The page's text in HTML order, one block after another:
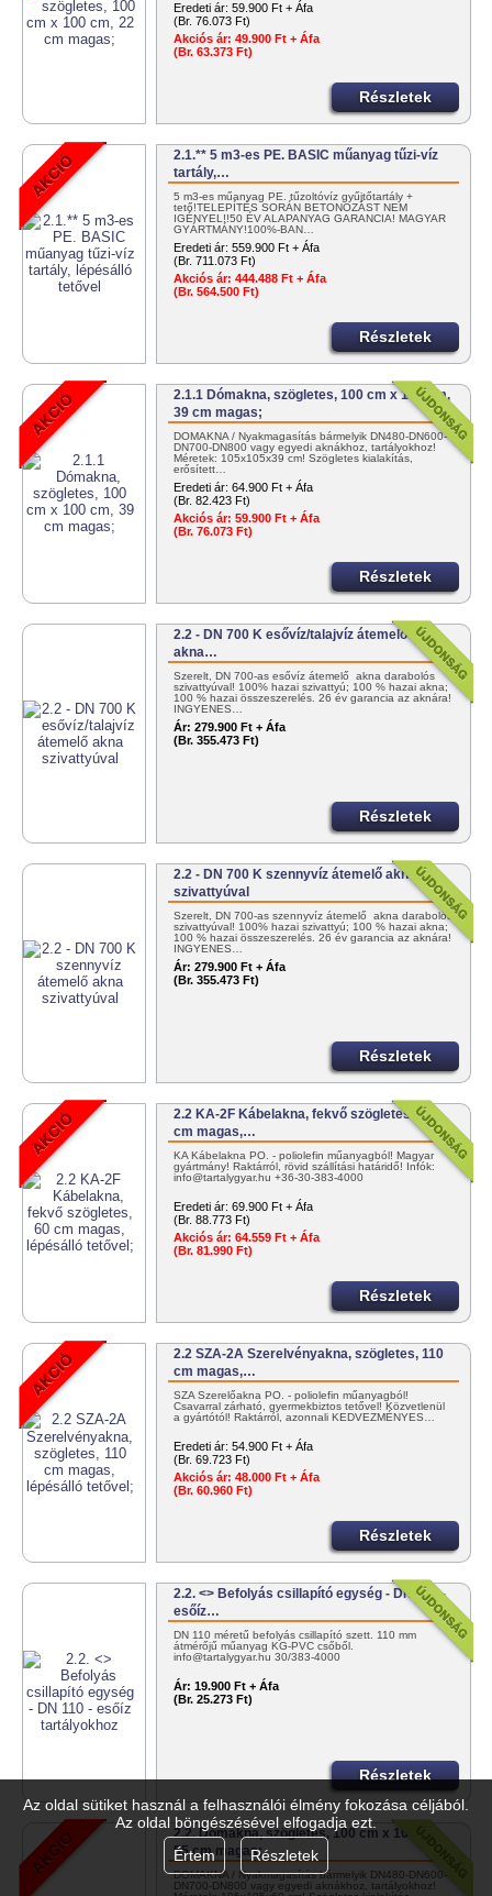
Az oldal sütiket használ a felhasználói élmény fokozása céljából.
Az oldal böngészésével elfogadja ezt.
Értem
Részletek
Eredeti ár: 59.900 Ft + Áfa
(Br. 76.073 Ft)
Akciós ár: 49.900 Ft + Áfa
(Br. 63.373 Ft)
Részletek
2.1.** 5 m3-es PE. BASIC műanyag tűzi-víz
tartály,…
5 m3-es műanyag PE. tűzoltóvíz gyűjtőtartály +
tető!TELEPÍTÉS SORÁN BETONOZÁST NEM
IGÉNYEL!!50 ÉV ALAPANYAG GARANCIA! MAGYAR
GYÁRTMÁNY!100%-BAN…
Eredeti ár: 559.900 Ft + Áfa
(Br. 711.073 Ft)
Akciós ár: 444.488 Ft + Áfa
(Br. 564.500 Ft)
Részletek
2.1.1 Dómakna, szögletes, 100 cm x 100 cm,
39 cm magas;
DÓMAKNA / Nyakmagasítás bármelyik DN480-DN600-
DN700-DN800 vagy egyedi aknákhoz, tartályokhoz!
Méretek: 105x105x39 cm! Szögletes kialakítás,
erősített…
Eredeti ár: 64.900 Ft + Áfa
(Br. 82.423 Ft)
Akciós ár: 59.900 Ft + Áfa
(Br. 76.073 Ft)
Részletek
2.2 - DN 700 K esővíz/talajvíz átemelő
akna…
Szerelt, DN 700-as esővíz átemelő akna darabolós
szivattyúval! 100% hazai szivattyú; 100 % hazai akna;
100 % hazai összeszerelés. 26 év garancia az aknára!
INGYENES…
Ár: 279.900 Ft + Áfa
(Br. 355.473 Ft)
Részletek
2.2 - DN 700 K szennyvíz átemelő akna
szivattyúval
Szerelt, DN 700-as szennyvíz átemelő akna darabolós
szivattyúval! 100% hazai szivattyú; 100 % hazai akna;
100 % hazai összeszerelés. 26 év garancia az aknára!
INGYENES…
Ár: 279.900 Ft + Áfa
(Br. 355.473 Ft)
Részletek
2.2 KA-2F Kábelakna, fekvő szögletes, 60
cm magas,…
KA Kábelakna PO. - poliolefin műanyagból! Magyar
gyártmány! Raktárról, rövid szállítási határidő! Infók:
info@tartalygyar.hu +36-30-383-4000
Eredeti ár: 69.900 Ft + Áfa
(Br. 88.773 Ft)
Akciós ár: 64.559 Ft + Áfa
(Br. 81.990 Ft)
Részletek
2.2 SZA-2A Szerelvényakna, szögletes, 110
cm magas,…
SZA Szerelőakna PO. - poliolefin műanyagból!
Csavarral zárható, gyermekbiztos tetővel! Közvetlenül
a gyártótól! Raktárról, azonnali KEDVEZMÉNYES…
Eredeti ár: 54.900 Ft + Áfa
(Br. 69.723 Ft)
Akciós ár: 48.000 Ft + Áfa
(Br. 60.960 Ft)
Részletek
2.2. <> Befolyás csillapító egység - DN 110 -
esőíz…
DN 110 méretű befolyás csillapító szett. 110 mm
átmérőjű műanyag KG-PVC csőből.
info@tartalygyar.hu 30/383-4000
Ár: 19.900 Ft + Áfa
(Br. 25.273 Ft)
Részletek
2.2. Dómakna, szögletes, 100 cm x 100 cm,
55 cm magas;
DÓMAKNA / Nyakmagasítás bármelyik DN480-DN600-
DN700-DN800 vagy egyedi aknákhoz, tartályokhoz!